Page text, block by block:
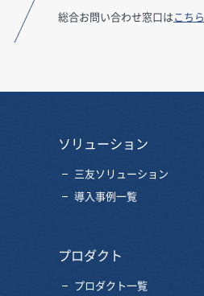
総合お問い合わせ窓口はこちら
ソリューション
三友ソリューション
導入事例一覧
プロダクト
プロダクト一覧